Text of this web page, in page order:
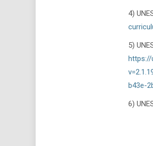
4)
5)
https://
b43e-
6)